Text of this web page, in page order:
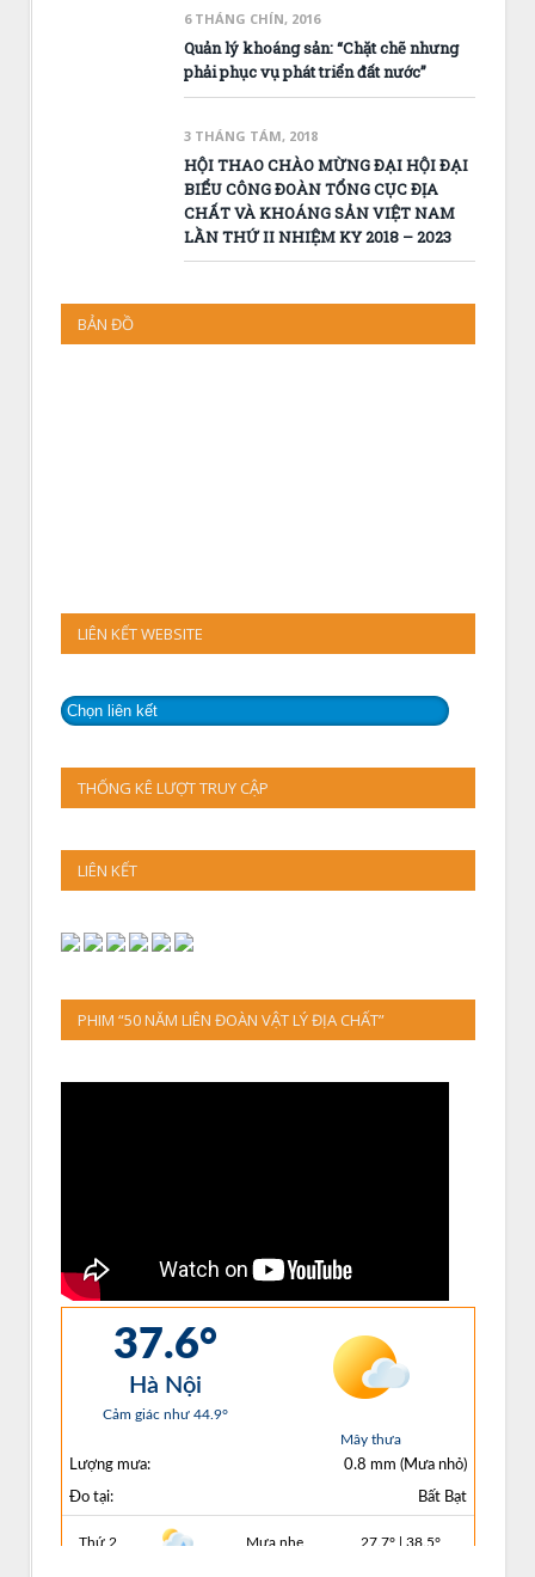
6 THÁNG CHÍN, 2016
Quản lý khoáng sản: “Chặt chẽ nhưng
phải phục vụ phát triển đất nước”
3 THÁNG TÁM, 2018
HỘI THAO CHÀO MỪNG ĐẠI HỘI ĐẠI
BIỂU CÔNG ĐOÀN TỔNG CỤC ĐỊA
CHẤT VÀ KHOÁNG SẢN VIỆT NAM
LẦN THỨ II NHIỆM KY 2018 – 2023
BẢN ĐỒ
LIÊN KẾT WEBSITE
THỐNG KÊ LƯỢT TRUY CẬP
LIÊN KẾT
PHIM “50 NĂM LIÊN ĐOÀN VẬT LÝ ĐỊA CHẤT”